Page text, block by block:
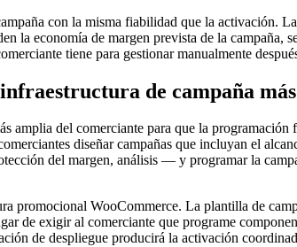
con la misma fiabilidad que la activación.
la economía de margen prevista de la campaña,
tiene para gestionar manualmente
de campaña
amplia del comerciante para que la
diseñar campañas que incluyan el
del margen, análisis — y programar la
promocional WooCommerce. La plantilla de
de exigir al comerciante que programe
de despliegue producirá la activación